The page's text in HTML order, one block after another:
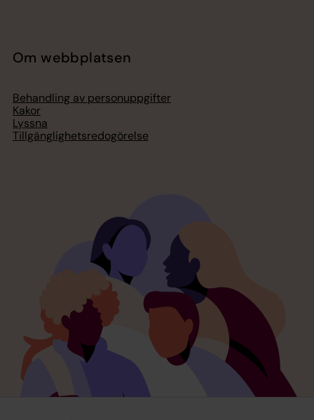
Om webbplatsen
Behandling av personuppgifter
Kakor
Lyssna
Tillgänglighetsredogörelse